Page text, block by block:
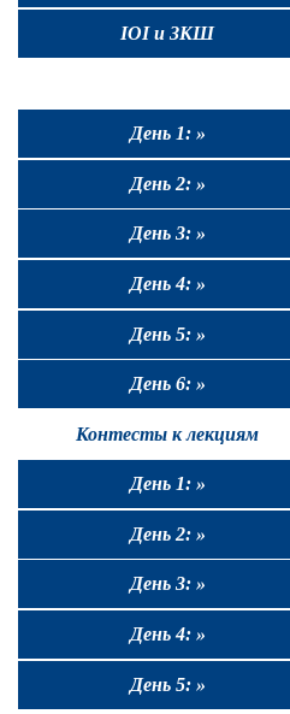
IOI и ЗКШ
День 1: »
День 2: »
День 3: »
День 4: »
День 5: »
День 6: »
Контесты к лекциям
День 1: »
День 2: »
День 3: »
День 4: »
День 5: »